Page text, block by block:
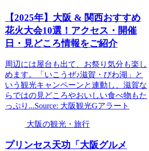
【2025年】 大阪 & 関西おすすめ
花火大会10選！アクセス・開催
日・見どころ情報をご紹介
周辺には屋台も出て、お祭り気分も楽し
めます。「いこうぜ♪滋賀・びわ湖」と
いう観光キャンペーンと連動し、滋賀な
らではの見どころやおいしい食べ物もた
っぷり...Source: 大阪観光Gアラート
大阪の観光・旅行
プリンセス天功「 大阪グルメ